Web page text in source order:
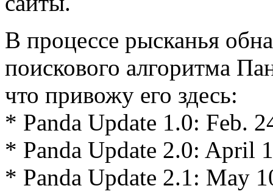
В процессе рысканья
поискового алгоритма
что привожу его здесь:
* Panda Update 1.0: Feb.
* Panda Update 2.0: April
* Panda Update 2.1: May